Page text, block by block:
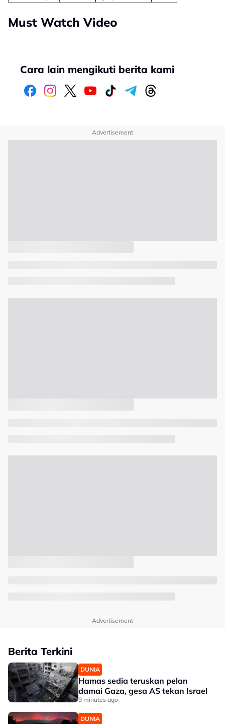
Must Watch Video
Cara lain mengikuti berita kami
Advertisement
Advertisement
Berita Terkini
DUNIA
Hamas sedia teruskan pelan
damai Gaza, gesa AS tekan Israel
9 minutes ago
DUNIA